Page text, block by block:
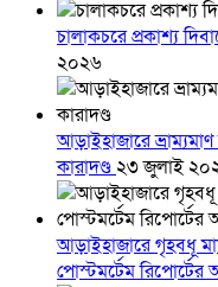
চালাকচরে প্রকাশ্য
২০২৬
আড়াইহাজারে
কারাদণ্ড২৩ জুলাই
আড়াইহাজারে গৃহবধূ
পোস্টমর্টেম রিপোর্টের